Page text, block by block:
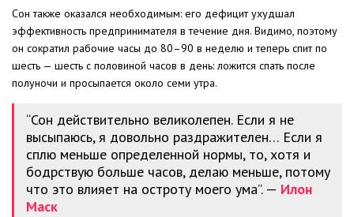
Сон также оказался необходимым: его дефицит ухудшал
эффективность предпринимателя в течение дня. Видимо, поэтому
он сократил рабочие часы до 80–90 в неделю и теперь спит по
шесть — шесть с половиной часов в день: ложится спать после
полуночи и просыпается около семи утра.
“Сон действительно великолепен. Если я не
высыпаюсь, я довольно раздражителен… Если я
сплю меньше определенной нормы, то, хотя и
бодрствую больше часов, делаю меньше, потому
что это влияет на остроту моего ума”. — Илон
Маск